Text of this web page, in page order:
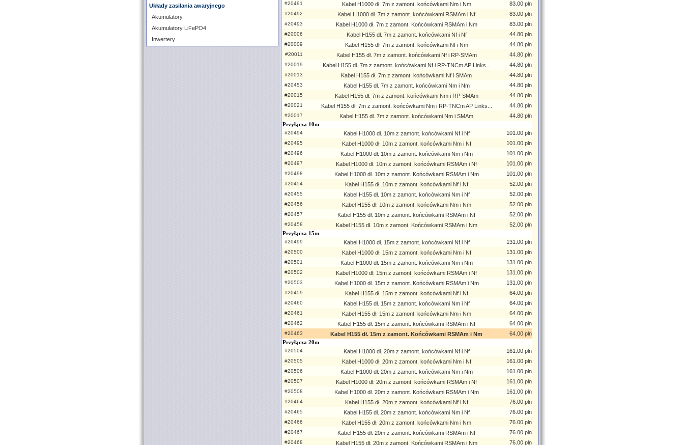
Układy zasilania awaryjnego
Akumulatory
Akumulatory LiFePO4
Inwertery
#20491 Kabel H1000 dł. 7m z zamont. końcówkami Nm i Nm 83.00 pln
#20492 Kabel H1000 dł. 7m z zamont. końcówkami RSMAm i Nf 83.00 pln
#20493 Kabel H1000 dł. 7m z zamont. Końcówkami RSMAm i Nm 83.00 pln
#20006 Kabel H155 dł. 7m z zamont. końcówkami Nf i Nf 44.80 pln
#20009 Kabel H155 dł. 7m z zamont. końcówkami Nf i Nm 44.80 pln
#20011 Kabel H155 dł. 7m z zamont. końcówkami Nf i RP-SMAm 44.80 pln
#20019 Kabel H155 dł. 7m z zamont. końcówkami Nf i RP-TNCm AP Links... 44.80 pln
#20013 Kabel H155 dł. 7m z zamont. końcówkami Nf i SMAm 44.80 pln
#20453 Kabel H155 dł. 7m z zamont. końcówkami Nm i Nm 44.80 pln
#20015 Kabel H155 dł. 7m z zamont. końcówkami Nm i RP-SMAm 44.80 pln
#20021 Kabel H155 dł. 7m z zamont. końcówkami Nm i RP-TNCm AP Links... 44.80 pln
#20017 Kabel H155 dł. 7m z zamont. końcówkami Nm i SMAm
44.80 pln
Przyłącza 10m
#20494 Kabel H1000 dł. 10m z zamont. końcówkami Nf i Nf 101.00 pln
#20495 Kabel H1000 dł. 10m z zamont. końcówkami Nm i Nf 101.00 pln
#20496 Kabel H1000 dł. 10m z zamont. końcówkami Nm i Nm 101.00 pln
#20497 Kabel H1000 dł. 10m z zamont. końcówkami RSMAm i Nf 101.00 pln
#20498 Kabel H1000 dł. 10m z zamont. Końcówkami RSMAm i Nm 101.00 pln
#20454 Kabel H155 dł. 10m z zamont. końcówkami Nf i Nf 52.00 pln
#20455 Kabel H155 dł. 10m z zamont. końcówkami Nm i Nf 52.00 pln
#20456 Kabel H155 dł. 10m z zamont. końcówkami Nm i Nm 52.00 pln
#20457 Kabel H155 dł. 10m z zamont. końcówkami RSMAm i Nf 52.00 pln
#20458 Kabel H155 dł. 10m z zamont. Końcówkami RSMAm i Nm
52.00 pln
Przyłącza 15m
#20499 Kabel H1000 dł. 15m z zamont. końcówkami Nf i Nf 131.00 pln
#20500 Kabel H1000 dł. 15m z zamont. końcówkami Nm i Nf 131.00 pln
#20501 Kabel H1000 dł. 15m z zamont. końcówkami Nm i Nm 131.00 pln
#20502 Kabel H1000 dł. 15m z zamont. końcówkami RSMAm i Nf 131.00 pln
#20503 Kabel H1000 dł. 15m z zamont. Końcówkami RSMAm i Nm 131.00 pln
#20459 Kabel H155 dł. 15m z zamont. końcówkami Nf i Nf 64.00 pln
#20460 Kabel H155 dł. 15m z zamont. końcówkami Nm i Nf 64.00 pln
#20461 Kabel H155 dł. 15m z zamont. końcówkami Nm i Nm 64.00 pln
#20462 Kabel H155 dł. 15m z zamont. końcówkami RSMAm i Nf 64.00 pln
#20463 Kabel H155 dł. 15m z zamont. Końcówkami RSMAm i Nm
64.00 pln
Przyłącza 20m
#20504 Kabel H1000 dł. 20m z zamont. końcówkami Nf i Nf 161.00 pln
#20505 Kabel H1000 dł. 20m z zamont. końcówkami Nm i Nf 161.00 pln
#20506 Kabel H1000 dł. 20m z zamont. końcówkami Nm i Nm 161.00 pln
#20507 Kabel H1000 dł. 20m z zamont. końcówkami RSMAm i Nf 161.00 pln
#20508 Kabel H1000 dł. 20m z zamont. Końcówkami RSMAm i Nm 161.00 pln
#20464 Kabel H155 dł. 20m z zamont. końcówkami Nf i Nf 76.00 pln
#20465 Kabel H155 dł. 20m z zamont. końcówkami Nm i Nf 76.00 pln
#20466 Kabel H155 dł. 20m z zamont. końcówkami Nm i Nm 76.00 pln
#20467 Kabel H155 dł. 20m z zamont. końcówkami RSMAm i Nf 76.00 pln
#20468 Kabel H155 dł. 20m z zamont. Końcówkami RSMAm i Nm 76.00 pln